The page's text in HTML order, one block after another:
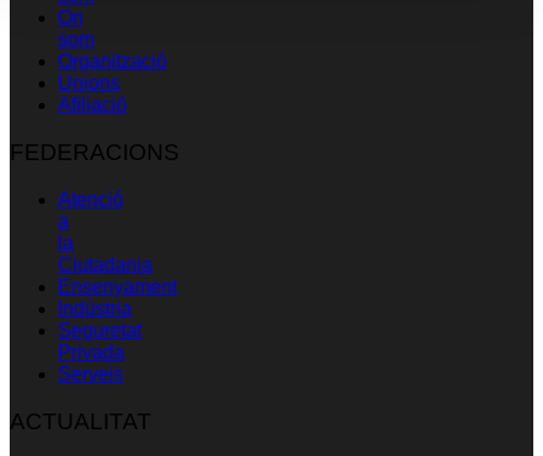
On
som
Organització
Unions
Afiliació
FEDERACIONS
Atenció
a
la
Ciutadania
Ensenyament
Indústria
Seguretat
Privada
Serveis
ACTUALITAT